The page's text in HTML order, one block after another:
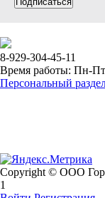
8-929-304-45-11
Время работы: Пн-
Персональный
Copyright © ООО
1